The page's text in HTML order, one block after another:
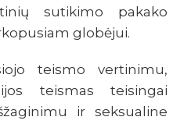
sutikimo pakako
globėjui.
teismo vertinimu,
teismas teisingai
ir seksualine